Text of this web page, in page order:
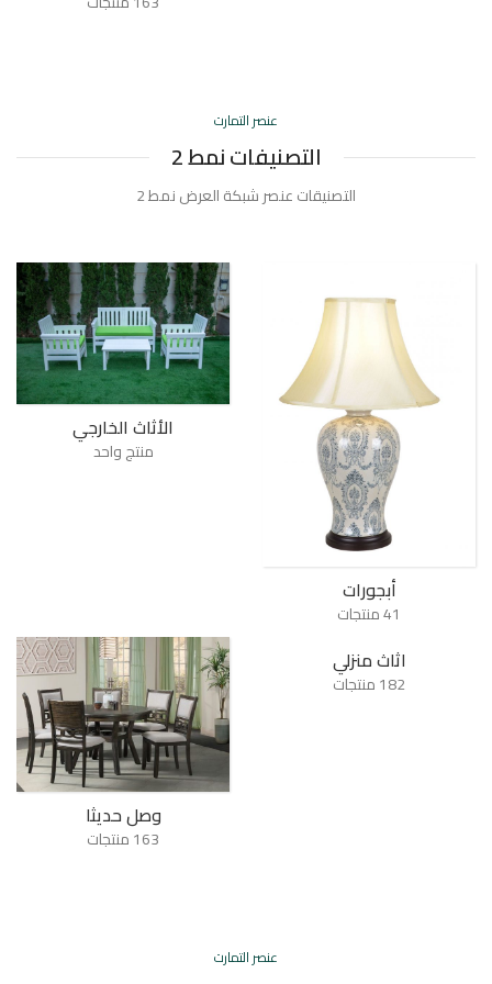
عنصر التمارت
التصنيفات نمط 2
التصنيقات عنصر شبكة العرض نمط 2
أبجورات
41 منتجات
الأثاث الخارجي
منتج واحد
اثاث منزلي
182 منتجات
وصل حديثا
163 منتجات
عنصر التمارت